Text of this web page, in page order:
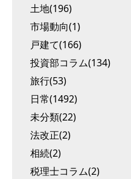
土地(196)
市場動向(1)
戸建て(166)
投資部コラム(134)
旅行(53)
日常(1492)
未分類(22)
法改正(2)
相続(2)
税理士コラム(2)